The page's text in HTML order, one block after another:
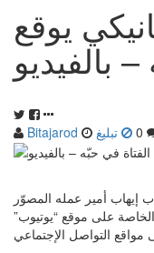
يوقع
بالفيديو
Bitajarod تبليغ
إيهاب أمير عمله المصوّر
على موقع “يوتيوب”